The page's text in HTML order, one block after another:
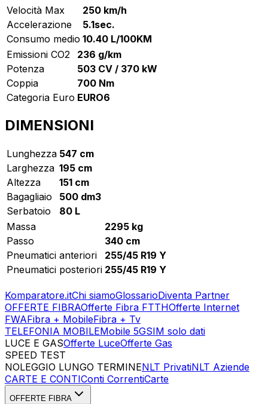
Velocità Max
250 km/h
Accelerazione
5.1sec.
Consumo medio 10.40 L/100KM
Emissioni CO2
236 g/km
Potenza
503 CV / 370 kW
Coppia
700 Nm
Categoria Euro EURO6
DIMENSIONI
Lunghezza 547 cm
Larghezza 195 cm
Altezza
151 cm
Bagagliaio
500 dm3
Serbatoio
80 L
Massa
2295 kg
Passo
340 cm
Pneumatici anteriori
255/45 R19 Y
Pneumatici posteriori 255/45 R19 Y
Komparatore.itChi siamoGlossarioDiventa Partner
OFFERTE FIBRAOfferte Fibra FTTHOfferte Internet
FWAFibra + MobileFibra + Tv
TELEFONIA MOBILEMobile 5GSIM solo dati
LUCE E GASOfferte LuceOfferte Gas
SPEED TEST
NOLEGGIO LUNGO TERMINENLT PrivatiNLT Aziende
CARTE E CONTIConti CorrentiCarte
OFFERTE FIBRA